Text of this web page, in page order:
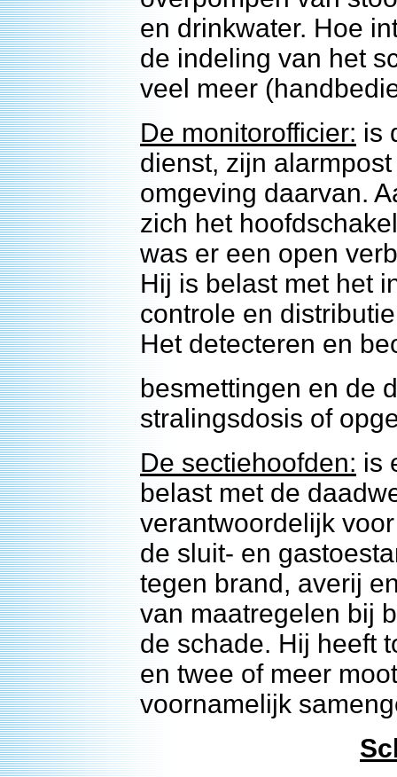
en drinkwater. Hoe
de indeling van het
veel meer
De monitorofficier: is
dienst, zijn
omgeving daarvan.
zich het
was er een open
Hij is belast met het
controle en
Het detecteren en
besmettingen en de
stralingsdosis of
De sectiehoofden: is
belast met de
verantwoordelijk
de sluit- en
tegen brand, averij
van maatregelen bij
de schade. Hij heeft
en twee of meer
voornamelijk